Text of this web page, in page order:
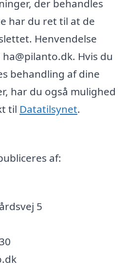
der behandles
har du ret til at de
Henvendelse
Hvis du
behandling af dine
har du også mulighed
til Datatilsynet.
af:
5